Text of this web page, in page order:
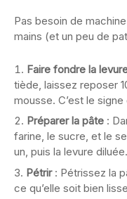
Pas besoin de
mains (et un peu de
Faire fondre la
tiède, laissez reposer
mousse. C’est le
Préparer la pâte :
farine, le sucre, et le
un, puis la levure diluée.
Pétrir: Pétrissez la
ce qu’elle soit bien